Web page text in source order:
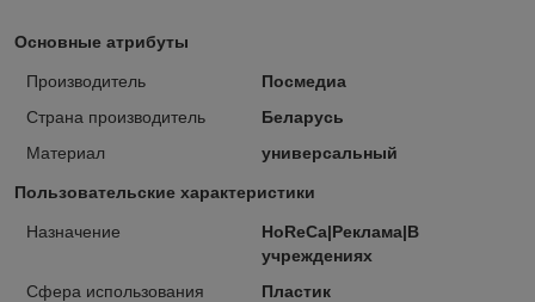
Основные атрибуты
Производитель
Посмедиа
Страна производитель
Беларусь
Материал
универсальный
Пользовательские характеристики
Назначение
HoReCa|Реклама|В
учреждениях
Сфера использования
Пластик